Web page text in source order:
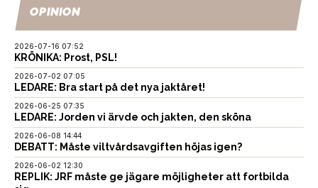
OPINION
2026-07-16 07:52
KRÖNIKA: Prost, PSL!
2026-07-02 07:05
LEDARE: Bra start på det nya jaktåret!
2026-06-25 07:35
LEDARE: Jorden vi ärvde och jakten, den sköna
2026-06-08 14:44
DEBATT: Måste viltvårdsavgiften höjas igen?
2026-06-02 12:30
REPLIK: JRF måste ge jägare möjligheter att fortbilda